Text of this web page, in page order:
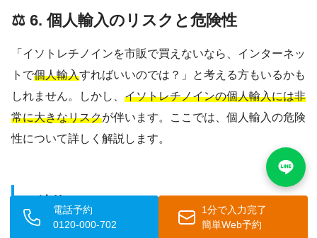
⚖️ 6. 個人輸入のリスクと危険性
「イソトレチノインを市販で買えないなら、インターネッ
トで個人輸入すればいいのでは？」と考える方もいるかも
しれません。しかし、 イソトレチノインの個人輸入には非
常に大きなリスクが伴います。ここでは、個人輸入の危険
性について詳しく解説します。
📜 法的リスク
電話予約
0120-000-702
1分で入力完了
簡単Web予約